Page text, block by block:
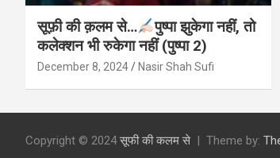
सूफ़ी की क़लम से…
पुष्पा झुकेगा नहीं, तो
कलेक्शन भी रुकेगा नहीं (पुष्पा 2)
December 8, 2024 Nasir Shah Sufi
Copyright © 2024सूफी की कलम से Theme by: